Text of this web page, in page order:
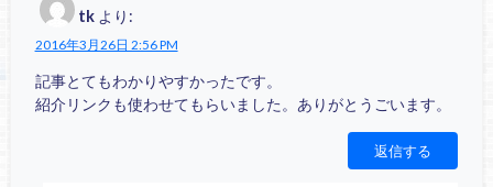
tk より:
2016年3月26日 2:56 PM
記事とてもわかりやすかったです。
紹介リンクも使わせてもらいました。ありがとうごいます。
返信する